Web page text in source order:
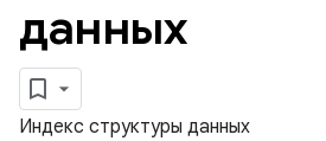
данных
Индекс структуры данных